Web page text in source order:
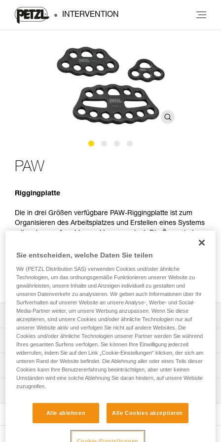
INTERVENTION
PAW
Riggingplatte
Die in drei Größen verfügbare PAW-Riggingplatte ist zum
Organisieren des Arbeitsplatzes und Erstellen eines Systems
mit mehreren Anschlagpunkten ausgelegt. Die Ösen sind so
Schlingen für eine direkte Verbindung ermöglichen. Die PAW
gewährleistet ein ausgezeichnetes Verhältnis
Bruchlast/Gewichtseinsparung.
Leistungsverzeichnis
Zum einfachen Organisieren des Standplatzes und
Erstellen eines Systems mit mehreren Anschlagpunkten:
- Die 19 mm-Ösen sind groß genug für die
Verriegelungshülsen der meisten Karabiner, so dass sie
sich umdrehen können.
- Die Ösen sind so dimensioniert, dass sie das
Verbindung ermöglichen.
- In die Hauptverbindungsöse können bis zu drei
Karabiner eingehängt werden.
Technische Spezifikationen
Material: Aluminium
Zertifizierung(en): CE, UKCA, NFPA 2500 General Use
Farbe(n) : schwarz
Technische Informationen
Konformitätserklärung
Das PDF herunterladen UKCA-Declaration-G063AA-BA-
Wartung
Das PDF herunterladen verif-EPI-connexion-procedure-
Sie entscheiden, welche Daten Sie teilen
Wir (PETZL Distribution SAS) verwenden Cookies und/oder ähnliche
Technologien, um das ordnungsgemäße Funktionieren unserer Website zu
gewährleisten, unsere Inhalte und Anzeigen individuell zu gestalten und
unseren Datenverkehr zu analysieren. Wir geben auch Informationen über Ihr
Surfverhalten auf unserer Website an unsere Analyse-, Werbe- und Social-
Media-Partner weiter, um unsere Werbung anzupassen. Wenn Sie diese
akzeptieren, sind unsere Cookies und/oder ähnliche Technologien nur auf
unserer Website aktiv und verfolgen Sie nicht auf andere Websites. Die
Cookies und/oder ähnliche Technologien unserer Partner werden Sie während
Ihres gesamten Surfens verfolgen. Sie können Ihre Einwilligung jederzeit
widerrufen, indem Sie auf den Link „Cookie-Einstellungen“ klicken, der sich am
unteren Rand der Website befindet. Die Ablehnung aller oder eines Teils dieser
Cookies kann Ihre Benutzererfahrung beeinträchtigen, aber unter keinen
Umständen wird eine solche Ablehnung Sie daran hindern, auf unsere Website
zuzugreifen.
Alle ablehnen Alle Cookies akzeptieren
Cookie-Einstellungen